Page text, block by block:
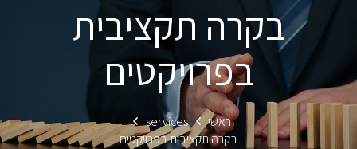
בקרה תקציבית
בפרויקטים
ראשי
services
בקרה תקציבית בפרויקטים